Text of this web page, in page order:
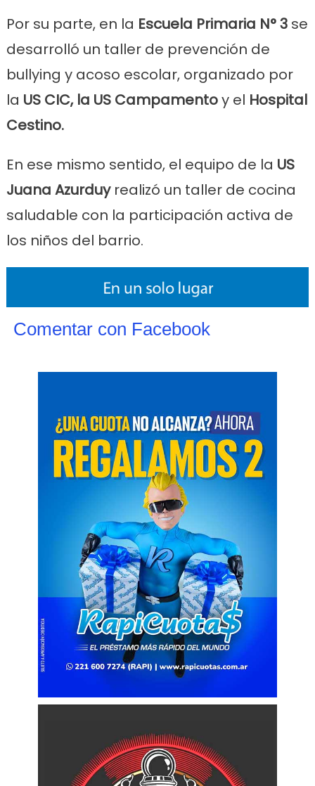
Por su parte, en la Escuela Primaria N° 3se
desarrolló un taller de prevención de
bullying y acoso escolar, organizado por
la US CIC, la US Campamentoy el Hospital
Cestino.
En ese mismo sentido, el equipo de la US
Juana Azurduyrealizó un taller de cocina
saludable con la participación activa de
los niños del barrio.
Comentar con Facebook